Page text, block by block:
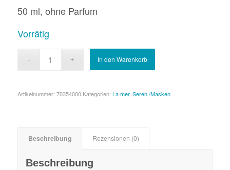
50 ml, ohne Parfum
Vorrätig
In den Warenkorb
Artikelnummer: 70354000 Kategorien: La mer, Seren /Masken
Beschreibung Rezensionen (0)
Beschreibung